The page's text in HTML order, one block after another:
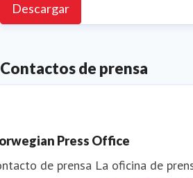
Descargar
Contactos de prensa
Press Office
de prensa La oficina de